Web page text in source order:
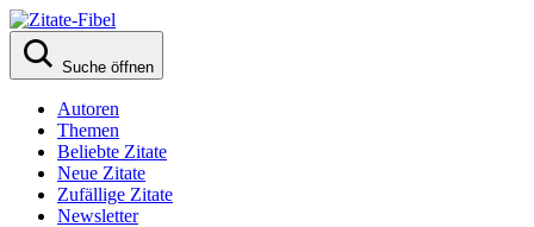
Suche öffnen
Autoren
Themen
Beliebte Zitate
Neue Zitate
Zufällige Zitate
Newsletter